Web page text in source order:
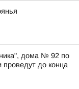
дома № 92 по
до конца